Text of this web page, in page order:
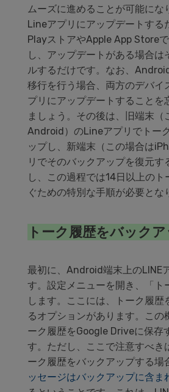
ムーズに進めることが可能にな
Lineアプリにアップデートする
PlayストアやApple App Store
し、アップデートがある場合は
ルするだけです。なお、
移行を行う場合、両方のデバイ
プリにアップデートすることを
ましょう。その後は、旧端末（
Android）のLineアプリでトー
ップし、新端末（この場合は
リでそのバックアップを復元す
し、この過程では14日以上のト
ぐための特別な手順が必要とな
トーク履歴をバック
最初に、Android端末上のLINE
す。設定メニューを開き、「ト
します。ここには、トーク履歴
るオプションがあります。この
ーク履歴をGoogle Driveに保存
す。ただし、ここで注意すべき
ーク履歴をバックアップする場
ッセージはバックアップに含ま